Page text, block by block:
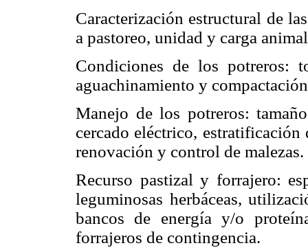
Caracterización estructural de
a pastoreo, unidad y carga
Condiciones de los potreros:
aguachinamiento y
Manejo de los potreros:
cercado eléctrico,
renovación y control de malezas.
Recurso pastizal y forrajero:
leguminosas herbáceas,
bancos de energía y/o
forrajeros de contingencia.